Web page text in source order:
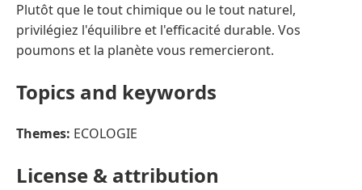
Plutôt que le tout chimique ou le tout naturel,
privilégiez l'équilibre et l'efficacité durable. Vos
poumons et la planète vous remercieront.
Topics and keywords
Themes: ECOLOGIE
License & attribution